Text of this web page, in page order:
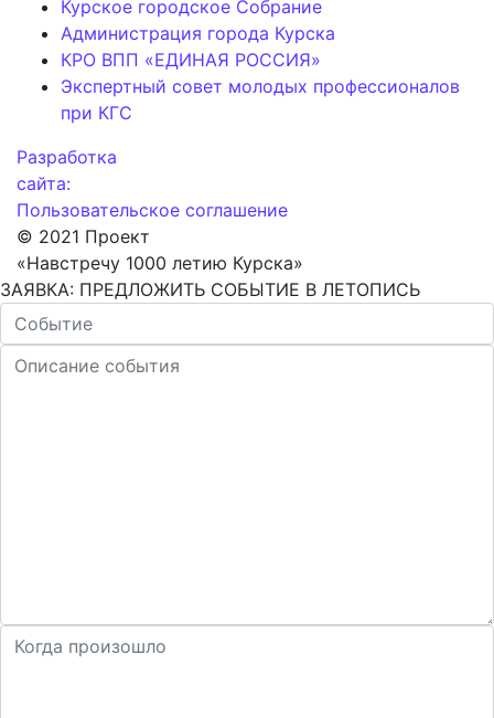
Курское городское Собрание
Администрация города Курска
КРО ВПП «ЕДИНАЯ РОССИЯ»
Экспертный совет молодых профессионалов
при КГС
Разработка
сайта:
Пользовательское соглашение
© 2021 Проект
«Навстречу 1000 летию Курска»
ЗАЯВКА: ПРЕДЛОЖИТЬ СОБЫТИЕ В ЛЕТОПИСЬ